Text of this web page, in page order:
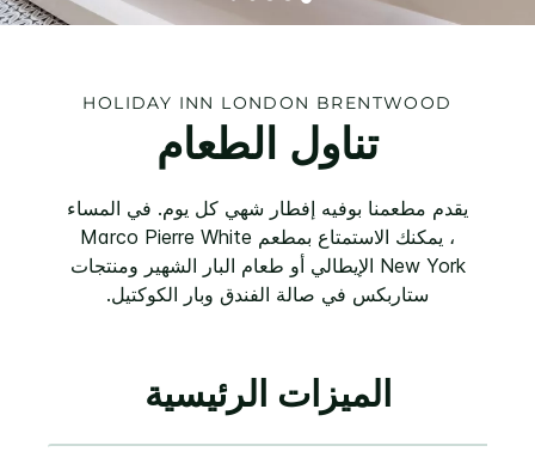
HOLIDAY INN LONDON BRENTWOOD
تناول الطعام
يقدم مطعمنا بوفيه إفطار شهي كل يوم. في المساء
، يمكنك الاستمتاع بمطعم Marco Pierre White
New York الإيطالي أو طعام البار الشهير ومنتجات
ستاربكس في صالة الفندق وبار الكوكتيل.
الميزات الرئيسية